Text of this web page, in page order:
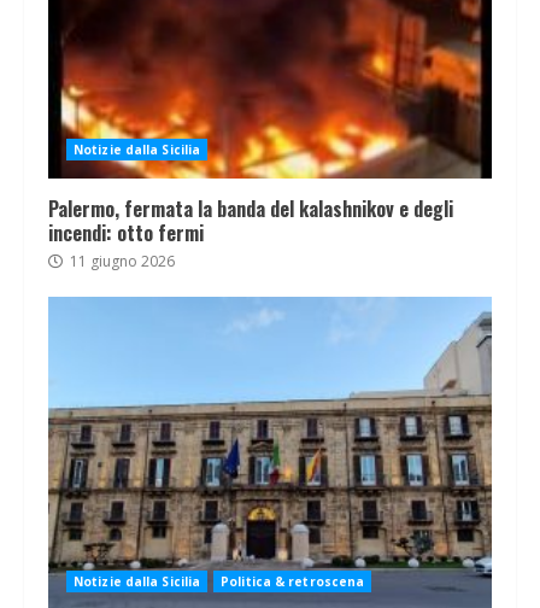
Notizie dalla Sicilia
Palermo, fermata la banda del kalashnikov e degli
incendi: otto fermi
11 giugno 2026
Notizie dalla Sicilia Politica & retroscena